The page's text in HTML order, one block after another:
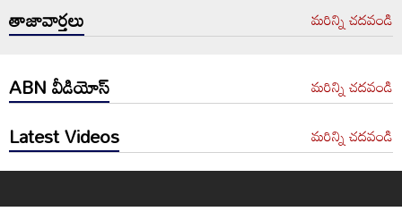
తాజావార్తలు మరిన్ని చదవండి
ABN వీడియోస్ మరిన్ని చదవండి
Latest Videos మరిన్ని చదవండి